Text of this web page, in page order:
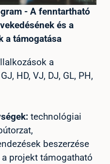
- A fenntartható
és a
a támogatása
a
HD, VJ, DJ, GL, PH,
technológiai
beszerzése
projekt támogatható